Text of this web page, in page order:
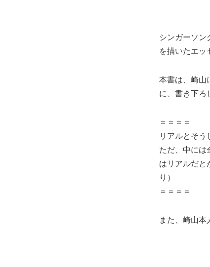
シンガーソ
を描いたエッ
本書は、崎山
に、書き下ろ
＝＝＝＝
リアルとそう
ただ、中に
はリアルだと
り）
＝＝＝＝
また、崎山